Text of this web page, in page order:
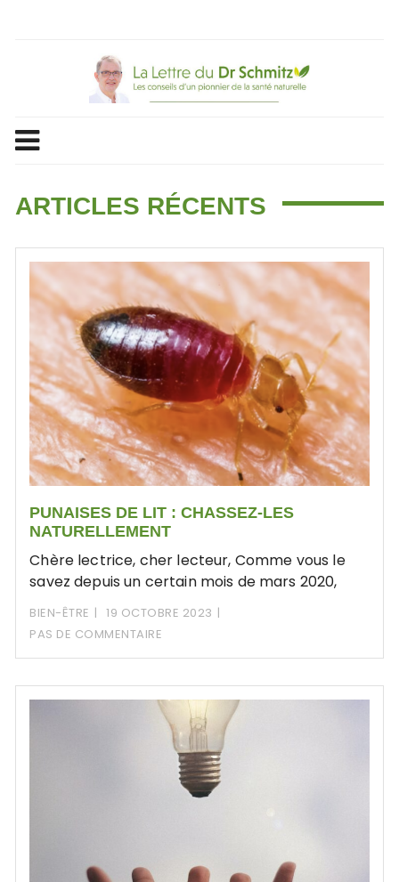
ARTICLES RÉCENTS
PUNAISES DE LIT : CHASSEZ-LES
NATURELLEMENT
Chère lectrice, cher lecteur, Comme vous le
savez depuis un certain mois de mars 2020,
BIEN-ÊTRE
19 OCTOBRE 2023
PAS DE COMMENTAIRE